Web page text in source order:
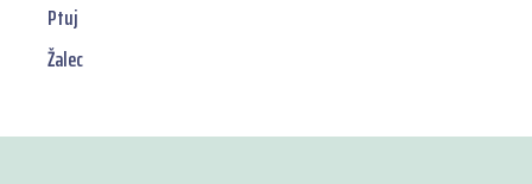
Ptuj
Žalec